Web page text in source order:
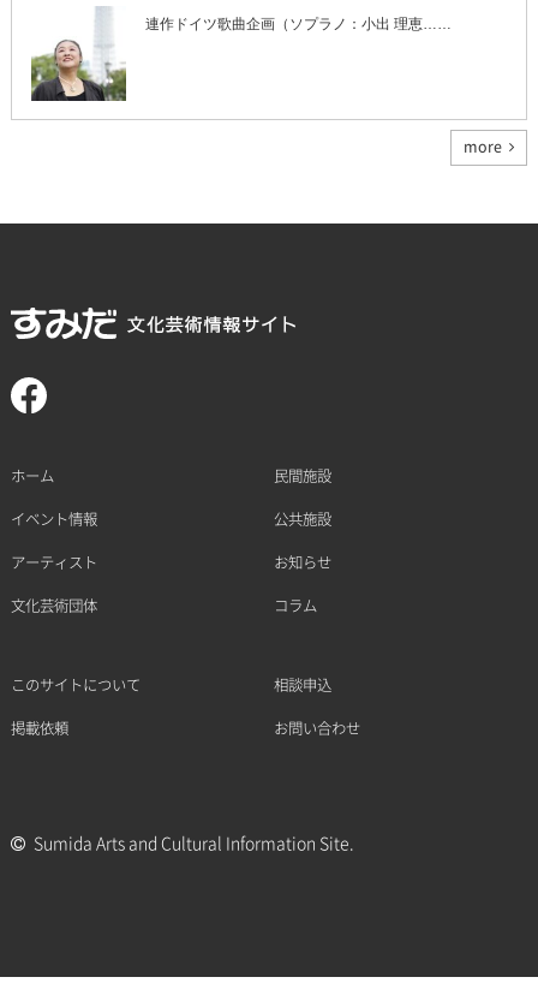
連作ドイツ歌曲企画（ソプラノ：小出 理恵……
more
ホーム
イベント情報
アーティスト
文化芸術団体
民間施設
公共施設
お知らせ
コラム
このサイトについて
掲載依頼
相談申込
お問い合わせ
Sumida Arts and Cultural Information Site.